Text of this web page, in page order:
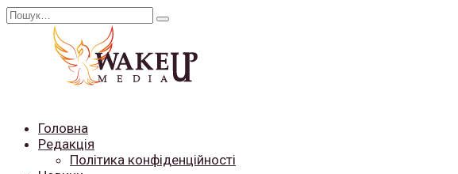
Перейти
Search
Головна
Редакція
Політика конфіденційності